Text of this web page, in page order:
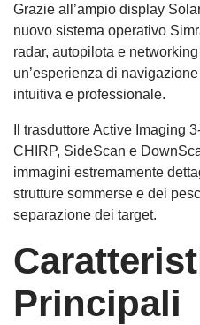
Grazie all’ampio display
nuovo sistema operativo
radar, autopilota e
un’esperienza di
intuitiva e professionale.
Il trasduttore Active Imaging
CHIRP, SideScan e
immagini estremamente
strutture sommerse e dei
separazione dei target.
Principali